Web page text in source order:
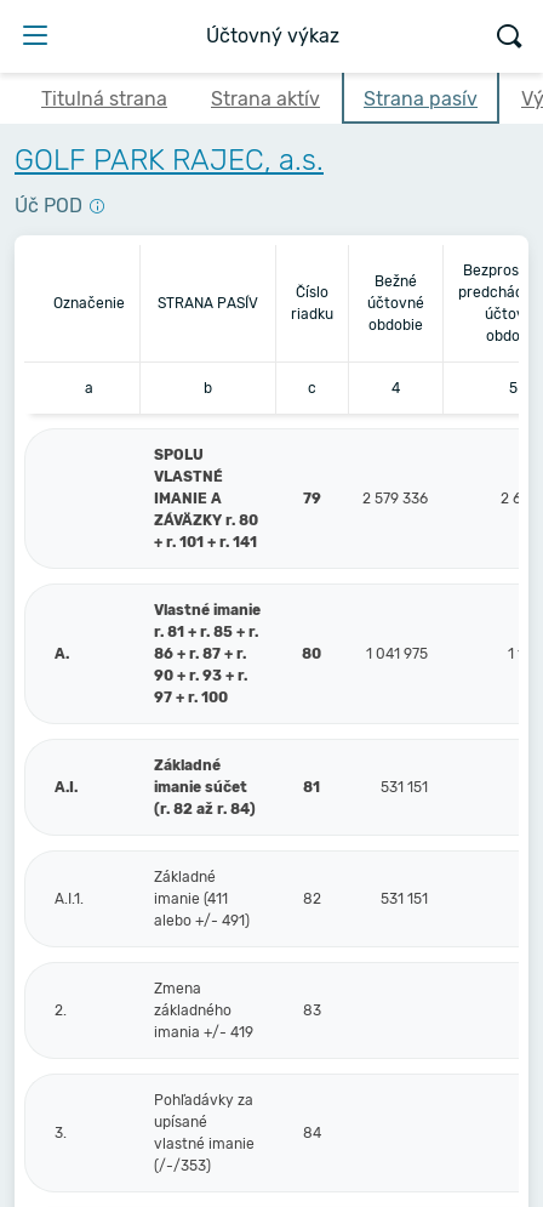
Účtovný výkaz
Titulná strana Strana aktív Strana pasív
GOLF PARK RAJEC, a.s.
Úč POD
Označenie STRANA PASÍV
Číslo
riadku
Bežné
účtovné
obdobie
účtovné
obdobie
a b c 4 5
SPOLU
VLASTNÉ
IMANIE A
ZÁVÄZKY r. 80
+ r. 101 + r. 141
79 2 579 336 2 624
A.
Vlastné imanie
r. 81 + r. 85 + r.
86 + r. 87 + r.
90 + r. 93 + r.
97 + r. 100
80 1 041 975 1
A.I.
Základné
imanie súčet
(r. 82 až r. 84)
81 531 151
A.I.1.
Základné
imanie (411
alebo +/- 491)
82 531 151
2.
Zmena
základného
imania +/- 419
83
3.
Pohľadávky za
upísané
vlastné imanie
(/-/353)
84